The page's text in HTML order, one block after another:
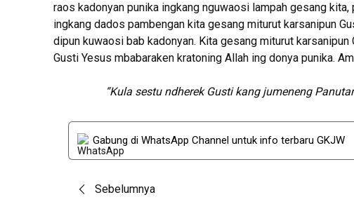
raos kadonyan punika ingkang nguwaosi lampah gesang
ingkang dados pambengan kita gesang miturut karsanipun
dipun kuwaosi bab kadonyan. Kita gesang miturut
Gusti Yesus mbabaraken kratoning Allah ing donya punika.
“Kula sestu ndherek Gusti kang jumeneng
Gabung di WhatsApp Channel untuk info terbaru GKJW
Post
Sebelumnya